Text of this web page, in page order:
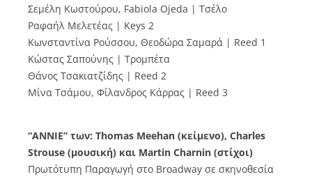
Σεμέλη Κωστούρου, Fabiola Ojeda | Τσέλο
Ραφαήλ Μελετέας | Keys 2
Κωνσταντίνα Ρούσσου, Θεοδώρα Σαμαρά | Reed 1
Κώστας Σαπούνης | Τρομπέτα
Θάνος Τσακιατζίδης | Reed 2
Μίνα Τσάμου, Φίλανδρος Κάρρας | Reed 3
“ANNIE” των: Thomas Meehan (κείμενο), Charles
Strouse (μουσική) και Martin Charnin (στίχοι)
Πρωτότυπη Παραγωγή στο Broadway σε σκηνοθεσία